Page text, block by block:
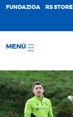
FUNDAZIOA RS STORE
MENÚ